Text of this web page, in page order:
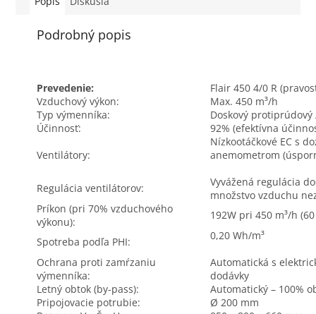
Podrobný popis
Prevedenie:
Flair 450 4/0 R
Vzduchový výkon:
Max. 450 m³/h
Typ výmenníka:
Doskový protiprúdový
Účinnosť:
92% (efektívna
Ventilátory:
Nízkootáčkové EC s
anemometrom
Regulácia ventilátorov:
Vyvážená regulácia
množstvo vzduchu
Príkon (pri 70% vzduchového
výkonu):
192W pri 450 m³/h (60
Spotreba podľa PHI:
0,20 Wh/m³
Ochrana proti zamŕzaniu
výmenníka:
Automatická s
dodávky
Letný obtok (by-pass):
Automatický – 100%
Pripojovacie potrubie:
Ø 200 mm